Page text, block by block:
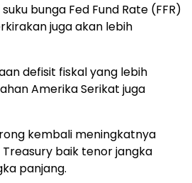
bunga Fed Fund Rate (FFR)
juga akan lebih
defisit fiskal yang lebih
Amerika Serikat juga
kembali meningkatnya
baik tenor jangka
panjang.